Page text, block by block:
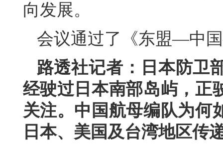
向发展。
会议通过了《东盟—中
路透社记者：日本防卫
经驶过日本南部岛屿，正
关注。中国航母编队为何
日本、美国及台湾地区传